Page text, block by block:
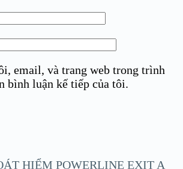
email, và trang web trong trình
bình luận kế tiếp của tôi.